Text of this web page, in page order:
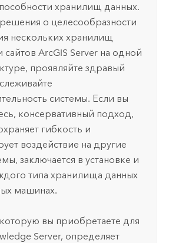
хранилищ данных.
о целесообразности
нескольких хранилищ
сайтов ArcGIS Serverна одной
проявляйте здравый
системы. Если вы
консервативный подход,
гибкость и
воздействие на другие
заключается в установке и
типа хранилища данных
машинах.
вы приобретаете для
Server, определяет